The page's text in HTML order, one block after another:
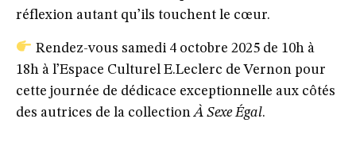
réflexion autant qu’ils touchent le cœur.
Rendez-vous samedi 4 octobre 2025 de 10h à
18h à l’Espace Culturel E.Leclerc de Vernon pour
cette journée de dédicace exceptionnelle aux côtés
des autrices de la collection À Sexe Égal.